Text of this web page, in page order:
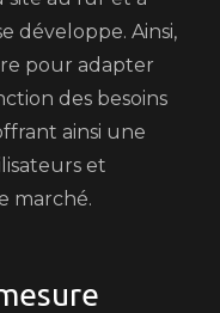
développe. Ainsi,
pour adapter
des besoins
ainsi une
et
marché.